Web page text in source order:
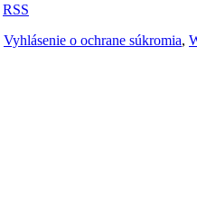
RSS
Vyhlásenie o ochrane súkromia,